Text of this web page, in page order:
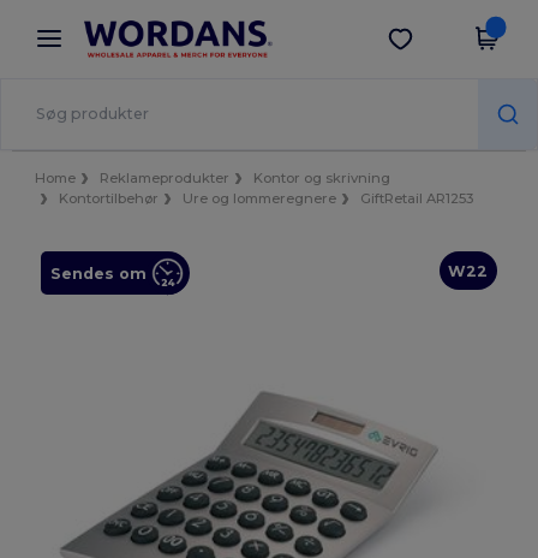
× Wordans-app
Bedre priser i appen!
Hent app
Home Reklameprodukter
Kontor og skrivning
Kontortilbehør
Ure og lommeregnere GiftRetail AR1253
W22
Sendes om